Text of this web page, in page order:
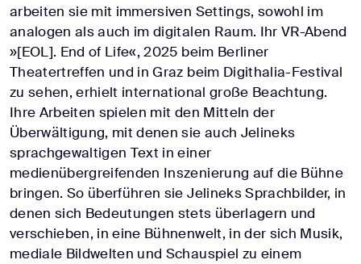
arbeiten sie mit immersiven Settings, sowohl im
analogen als auch im digitalen Raum. Ihr VR-Abend
»[EOL]. End of Life«, 2025 beim Berliner
Theatertreffen und in Graz beim Digithalia-Festival
zu sehen, erhielt international große Beachtung.
Ihre Arbeiten spielen mit den Mitteln der
Überwältigung, mit denen sie auch Jelineks
sprachgewaltigen Text in einer
medienübergreifenden Inszenierung auf die Bühne
bringen. So überführen sie Jelineks Sprachbilder, in
denen sich Bedeutungen stets überlagern und
verschieben, in eine Bühnenwelt, in der sich Musik,
mediale Bildwelten und Schauspiel zu einem